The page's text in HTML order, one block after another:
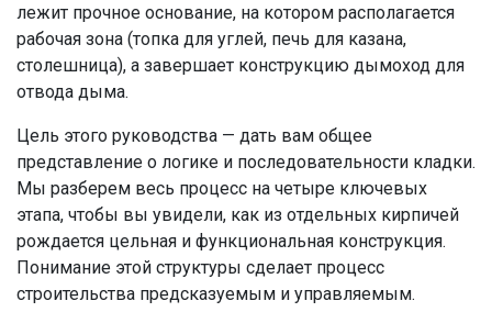
лежит прочное основание, на котором располагается
рабочая зона (топка для углей, печь для казана,
столешница), а завершает конструкцию дымоход для
отвода дыма.
Цель этого руководства — дать вам общее
представление о логике и последовательности кладки.
Мы разберем весь процесс на четыре ключевых
этапа, чтобы вы увидели, как из отдельных кирпичей
рождается цельная и функциональная конструкция.
Понимание этой структуры сделает процесс
строительства предсказуемым и управляемым.